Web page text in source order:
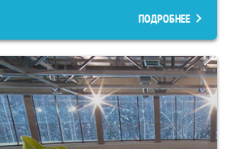
ПОДРОБНЕЕ